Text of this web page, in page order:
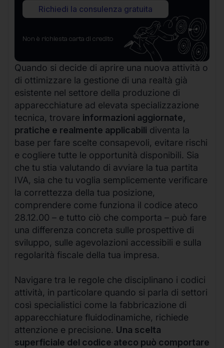
Richiedi la consulenza gratuita
Non è richiesta carta di credito
Quando si decide di aprire una nuova attività o
di ottimizzare la gestione di una realtà già
esistente nel settore della produzione di
apparecchiature ad elevata specializzazione
tecnica, trovare informazioni aggiornate,
pratiche e realmente applicabili diventa la
base per fare scelte consapevoli, evitare rischi
e cogliere tutte le opportunità disponibili. Sia
che tu stia valutando di avviare la tua partita
IVA, sia che tu voglia semplicemente verificare
la correttezza della tua posizione,
comprendere come funziona il codice ateco
28.12.00 – e tutto ciò che comporta – può fare
una differenza concreta sulle prospettive di
sviluppo, sulle agevolazioni accessibili e sulla
regolarità fiscale della tua impresa.
Navigare tra le regole che disciplinano i codici
attività, in particolare quando si parla di settori
così specialistici come la fabbricazione di
apparecchiature fluidodinamiche, richiede
attenzione e precisione. Una scelta
superficiale del codice ateco può comportare